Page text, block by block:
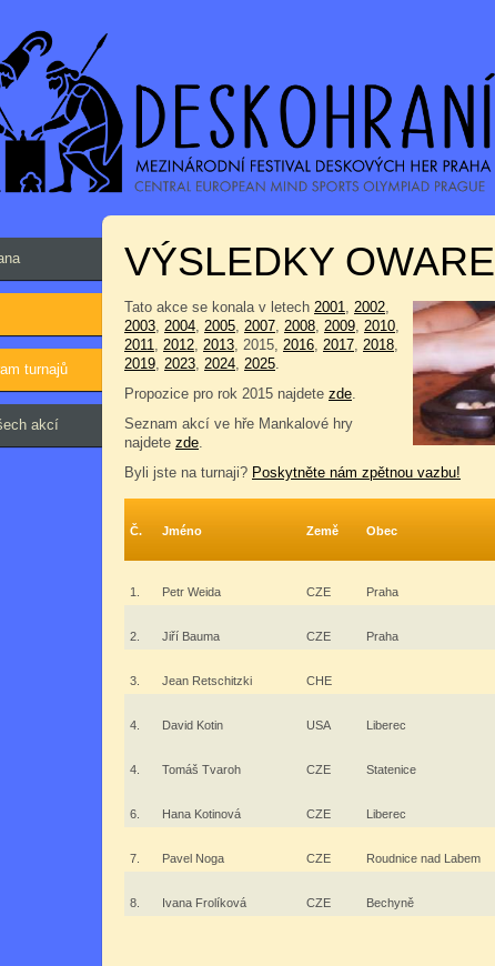
turnajů
akcí
VÝSLEDKY OWARE
Tato akce se konala v letech 2001, 2002,
2003, 2004, 2005, 2007, 2008, 2009, 2010,
2011, 2012, 2013, 2015, 2016, 2017, 2018,
2019, 2023, 2024, 2025.
Propozice pro rok 2015 najdete zde.
Seznam akcí ve hře Mankalové hry
najdete zde.
Byli jste na turnaji? Poskytněte nám zpětnou vazbu!
Č. Jméno Země Obec
1. Petr Weida CZE Praha
2. Jiří Bauma CZE Praha
3. Jean Retschitzki CHE
4. David Kotin USA Liberec
4. Tomáš Tvaroh CZE Statenice
6. Hana Kotinová CZE Liberec
7. Pavel Noga CZE Roudnice nad Labem
8. Ivana Frolíková CZE Bechyně